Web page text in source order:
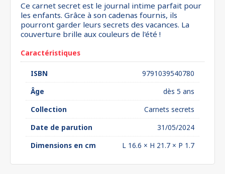
Ce carnet secret est le journal intime parfait pour
les enfants. Grâce à son cadenas fournis, ils
pourront garder leurs secrets des vacances. La
couverture brille aux couleurs de l'été !
Caractéristiques
ISBN
9791039540780
Âge
dès 5 ans
Collection
Carnets secrets
Date de parution
31/05/2024
Dimensions en cm
L 16.6 × H 21.7 × P 1.7